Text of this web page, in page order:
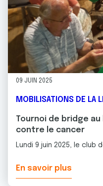
09 JUIN 2025
MOBILISATIONS DE LA
Tournoi de bridge
contre le cancer
Lundi 9 juin 2025, le
En savoir plus